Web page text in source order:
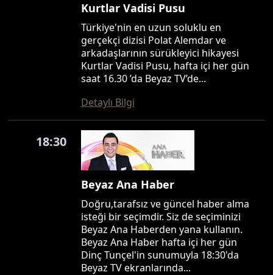
Kurtlar Vadisi Pusu
Türkiye'nin en uzun soluklu en
gerçekçi dizisi Polat Alemdar ve
arkadaşlarının sürükleyici hikayesi
Kurtlar Vadisi Pusu, hafta içi her gün
saat 16.30 ’da Beyaz TV’de...
Detaylı Bilgi
18:30
Beyaz Ana Haber
Doğru,tarafsız ve güncel haber alma
isteği bir seçimdir. Siz de seçiminizi
Beyaz Ana Haberden yana kullanın.
Beyaz Ana Haber hafta içi her gün
Dinç Tunçel'in sunumuyla 18:30'da
Beyaz TV ekranlarında...